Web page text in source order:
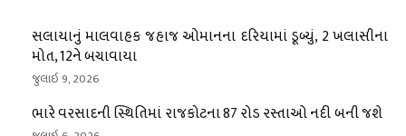
સલાયાનું માલવાહક જહાજ ઓમાનના દરિયામાં ડૂબ્યું, 2 ખલાસીના
મોત, 12ને બચાવાયા
જુલાઇ 9, 2026
ભારે વરસાદની સ્થિતિમાં રાજકોટના 87 રોડ રસ્તાઓ નદી બની જશે